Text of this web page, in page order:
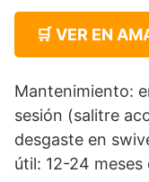
🛒 VER EN
Mantenimiento:
sesión (salitre
desgaste en
útil: 12-24 meses